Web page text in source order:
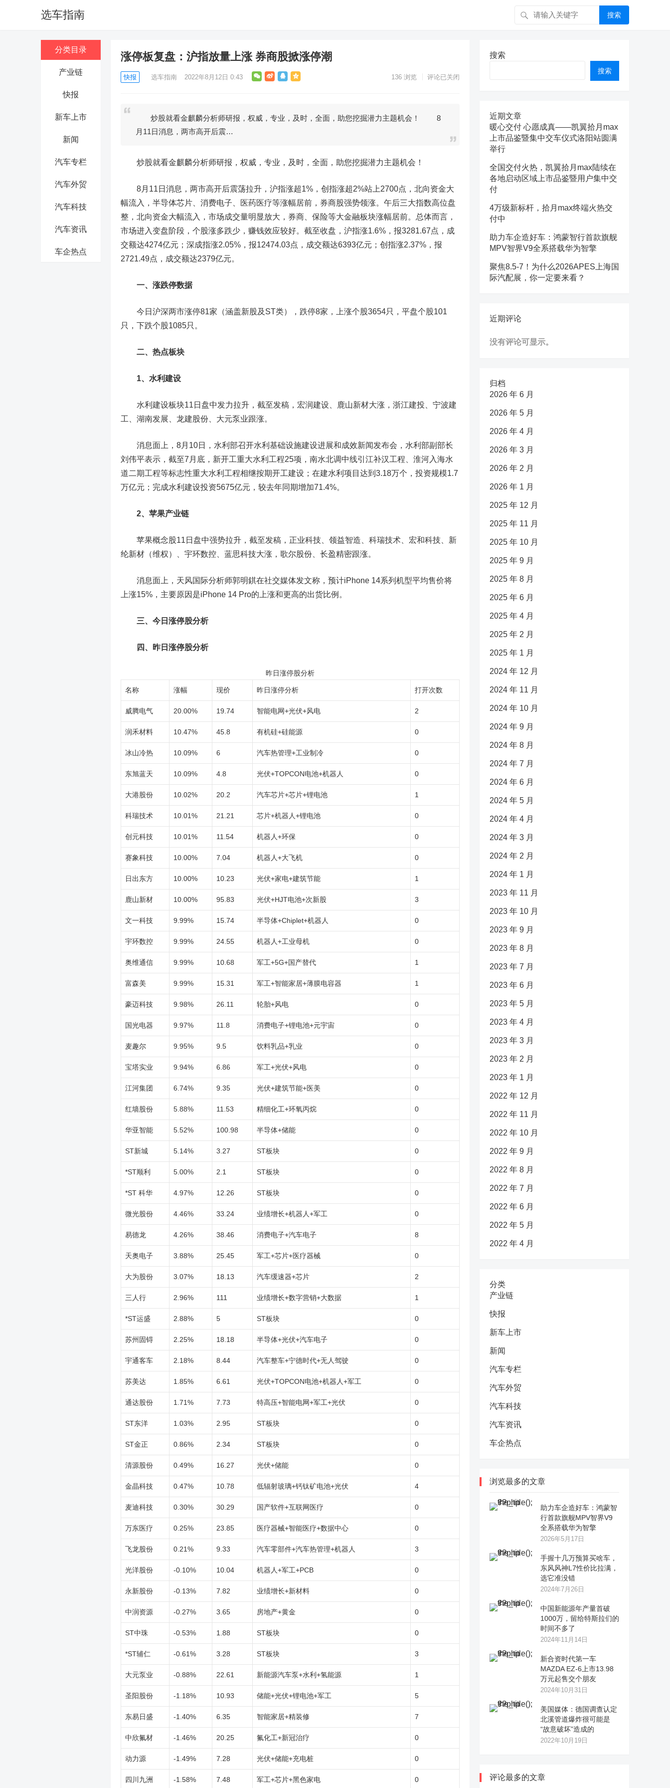
选车指南 搜索
分类目录
产业链
快报
新车上市
新闻
汽车专栏
汽车外贸
汽车科技
汽车资讯
车企热点
涨停板复盘：沪指放量上涨 券商股掀涨停潮
快报 选车指南 2022年8月12日 0:43 136 浏览 评论已关闭
炒股就看金麒麟分析师研报，权威，专业，及时，全面，助您挖掘潜力主题机会！ 8
月11日消息，两市高开后震…
炒股就看金麒麟分析师研报，权威，专业，及时，全面，助您挖掘潜力主题机会！
8月11日消息，两市高开后震荡拉升，沪指涨超1%，创指涨超2%站上2700点，北向资金大
幅流入，半导体芯片、消费电子、医药医疗等涨幅居前，券商股强势领涨。午后三大指数高位盘
整，北向资金大幅流入，市场成交量明显放大，券商、保险等大金融板块涨幅居前。总体而言，
市场进入变盘阶段，个股涨多跌少，赚钱效应较好。截至收盘，沪指涨1.6%，报3281.67点，成
交额达4274亿元；深成指涨2.05%，报12474.03点，成交额达6393亿元；创指涨2.37%，报
2721.49点，成交额达2379亿元。
一、涨跌停数据
今日沪深两市涨停81家（涵盖新股及ST类），跌停8家，上涨个股3654只，平盘个股101
只，下跌个股1085只。
二、热点板块
1、水利建设
水利建设板块11日盘中发力拉升，截至发稿， 宏润建设 鹿山新材大涨， 浙江建投
宁波建
工
湖南发展 龙建股份 大元泵业跟涨。
消息面上，8月10日，水利部召开水利基础设施建设进展和成效新闻发布会，水利部副部长
刘伟平表示，截至7月底，新开工重大水利工程25项，南水北调中线引江补汉工程、淮河入海水
道二期工程等标志性重大水利工程相继按期开工建设；在建水利项目达到3.18万个，投资规模1.7
万亿元；完成水利建设投资5675亿元，较去年同期增加71.4%。
2、苹果产业链
苹果概念股11日盘中强势拉升，截至发稿， 正业科技 领益智造 科瑞技术 宏和科技
新
纶新材 （维权）、 宇环数控 蓝思科技大涨， 歌尔股份 长盈精密跟涨。
消息面上，天风国际分析师郭明錤在社交媒体发文称，预计iPhone 14系列机型平均售价将
上涨15%，主要原因是iPhone 14 Pro的上涨和更高的出货比例。
三、今日涨停股分析
四、 昨日涨停股分析
昨日涨停股分析
名称 涨幅 现价 昨日涨停分析 打开次数
威腾电气 20.00% 19.74 智能电网+光伏+风电 2
润禾材料 10.47% 45.8 有机硅+硅能源 0
冰山冷热 10.09% 6 汽车热管理+工业制冷 0
东旭蓝天 10.09% 4.8 光伏+TOPCON电池+机器人 0
大港股份 10.02% 20.2 汽车芯片+芯片+锂电池 1
科瑞技术 10.01% 21.21 芯片+机器人+锂电池 0
创元科技 10.01% 11.54 机器人+环保 0
赛象科技 10.00% 7.04 机器人+大飞机 0
日出东方 10.00% 10.23 光伏+家电+建筑节能 1
鹿山新材 10.00% 95.83 光伏+HJT电池+次新股 3
文一科技 9.99% 15.74 半导体+Chiplet+机器人 0
宇环数控 9.99% 24.55 机器人+工业母机 0
奥维通信 9.99% 10.68 军工+5G+国产替代 1
富森美 9.99% 15.31 军工+智能家居+薄膜电容器 1
豪迈科技 9.98% 26.11 轮胎+风电 0
国光电器 9.97% 11.8 消费电子+锂电池+元宇宙 0
麦趣尔 9.95% 9.5 饮料乳品+乳业 0
宝塔实业 9.94% 6.86 军工+光伏+风电 0
江河集团 6.74% 9.35 光伏+建筑节能+医美 0
红墙股份 5.88% 11.53 精细化工+环氧丙烷 0
华亚智能 5.52% 100.98 半导体+储能 0
ST新城 5.14% 3.27 ST板块 0
*ST顺利 5.00% 2.1 ST板块 0
*ST 科华 4.97% 12.26 ST板块 0
微光股份 4.46% 33.24 业绩增长+机器人+军工 0
易德龙 4.26% 38.46 消费电子+汽车电子 8
天奥电子 3.88% 25.45 军工+芯片+医疗器械 0
大为股份 3.07% 18.13 汽车缓速器+芯片 2
三人行 2.96% 111 业绩增长+数字营销+大数据 1
*ST运盛 2.88% 5 ST板块 0
苏州固锝 2.25% 18.18 半导体+光伏+汽车电子 0
宇通客车 2.18% 8.44 汽车整车+宁德时代+无人驾驶 0
苏美达 1.85% 6.61 光伏+TOPCON电池+机器人+军工 0
通达股份 1.71% 7.73 特高压+智能电网+军工+光伏 0
ST东洋 1.03% 2.95 ST板块 0
ST金正 0.86% 2.34 ST板块 0
清源股份 0.49% 16.27 光伏+储能 0
金晶科技 0.47% 10.78 低辐射玻璃+钙钛矿电池+光伏 4
麦迪科技 0.30% 30.29 国产软件+互联网医疗 0
万东医疗 0.25% 23.85 医疗器械+智能医疗+数据中心 0
飞龙股份 0.21% 9.33 汽车零部件+汽车热管理+机器人 3
光洋股份 -0.10% 10.04 机器人+军工+PCB 0
永新股份 -0.13% 7.82 业绩增长+新材料 0
中润资源 -0.27% 3.65 房地产+黄金 0
ST中珠 -0.53% 1.88 ST板块 0
*ST辅仁 -0.61% 3.28 ST板块 3
大元泵业 -0.88% 22.61 新能源汽车泵+水利+氢能源 1
圣阳股份 -1.18% 10.93 储能+光伏+锂电池+军工 5
东易日盛 -1.40% 6.35 智能家居+精装修 7
中欣氟材 -1.46% 20.25 氟化工+新冠治疗 0
动力源 -1.49% 7.28 光伏+储能+充电桩 0
四川九洲 -1.58% 7.48 军工+芯片+黑色家电 0
搜索
搜索
近期文章
暖心交付 心愿成真——凯翼拾月max
上市品鉴暨集中交车仪式洛阳站圆满
举行
全国交付火热，凯翼拾月max陆续在
各地启动区域上市品鉴暨用户集中交
付
4万级新标杆，拾月max终端火热交
付中
助力车企造好车：鸿蒙智行首款旗舰
MPV智界V9全系搭载华为智擎
聚焦8.5-7！为什么2026APES上海国
际汽配展，你一定要来看？
近期评论
没有评论可显示。
归档
2026 年 6 月
2026 年 5 月
2026 年 4 月
2026 年 3 月
2026 年 2 月
2026 年 1 月
2025 年 12 月
2025 年 11 月
2025 年 10 月
2025 年 9 月
2025 年 8 月
2025 年 6 月
2025 年 4 月
2025 年 2 月
2025 年 1 月
2024 年 12 月
2024 年 11 月
2024 年 10 月
2024 年 9 月
2024 年 8 月
2024 年 7 月
2024 年 6 月
2024 年 5 月
2024 年 4 月
2024 年 3 月
2024 年 2 月
2024 年 1 月
2023 年 11 月
2023 年 10 月
2023 年 9 月
2023 年 8 月
2023 年 7 月
2023 年 6 月
2023 年 5 月
2023 年 4 月
2023 年 3 月
2023 年 2 月
2023 年 1 月
2022 年 12 月
2022 年 11 月
2022 年 10 月
2022 年 9 月
2022 年 8 月
2022 年 7 月
2022 年 6 月
2022 年 5 月
2022 年 4 月
分类
产业链
快报
新车上市
新闻
汽车专栏
汽车外贸
汽车科技
汽车资讯
车企热点
浏览最多的文章
助力车企造好车：鸿蒙智
行首款旗舰MPV智界V9
全系搭载华为智擎
2026年5月17日
手握十几万预算买啥车，
东风风神L7性价比拉满，
选它准没错
2024年7月26日
中国新能源年产量首破
1000万，留给特斯拉们的
时间不多了
2024年11月14日
新合资时代第一车
MAZDA EZ-6上市13.98
万元起售交个朋友
2024年10月31日
美国媒体：德国调查认定
北溪管道爆炸很可能是
“故意破坏”造成的
2022年10月19日
评论最多的文章